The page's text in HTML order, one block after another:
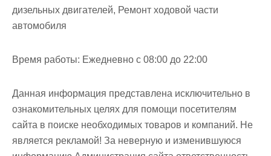
дизельных двигателей, Ремонт ходовой части
автомобиля
Время работы: Ежедневно с 08:00 до 22:00
Данная информация представлена исключительно в
ознакомительных целях для помощи посетителям
сайта в поиске необходимых товаров и компаний. Не
является рекламой! За неверную и изменившуюся